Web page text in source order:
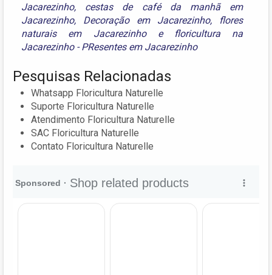
Jacarezinho, cestas de café da manhã em
Jacarezinho, Decoração em Jacarezinho, flores
naturais em Jacarezinhoe floricultura na
Jacarezinho - PResentes em Jacarezinho
Pesquisas Relacionadas
Whatsapp Floricultura Naturelle
Suporte Floricultura Naturelle
Atendimento Floricultura Naturelle
SAC Floricultura Naturelle
Contato Floricultura Naturelle